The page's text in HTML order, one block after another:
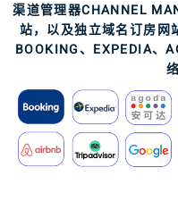
渠道管理器CHANNEL
站，以及独立域名订房网
BOOKING、EXPEDIA、